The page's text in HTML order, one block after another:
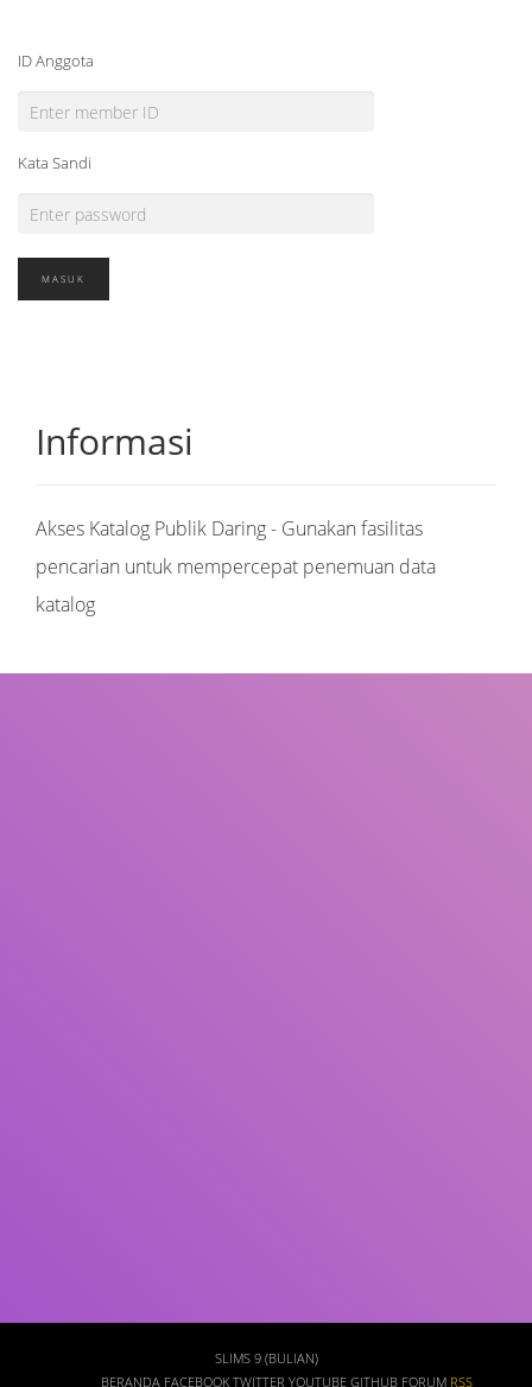
ID Anggota
Kata Sandi
Informasi
Akses Katalog Publik Daring - Gunakan fasilitas
pencarian untuk mempercepat penemuan data
katalog
SLIMS 9 (BULIAN)
BERANDA FACEBOOK TWITTER YOUTUBE GITHUB FORUM RSS